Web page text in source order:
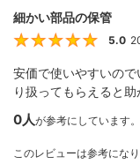
細かい部品の保管
5.0
安価で使いやすいの
り扱ってもらえると助
0人が参考にしています。
このレビューは参考にな